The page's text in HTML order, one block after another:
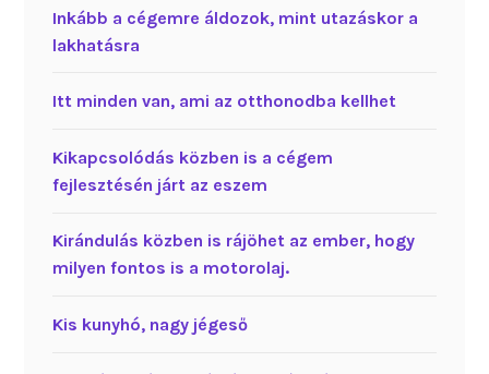
Inkább a cégemre áldozok, mint utazáskor a
lakhatásra
Itt minden van, ami az otthonodba kellhet
Kikapcsolódás közben is a cégem
fejlesztésén járt az eszem
Kirándulás közben is rájöhet az ember, hogy
milyen fontos is a motorolaj.
Kis kunyhó, nagy jégeső